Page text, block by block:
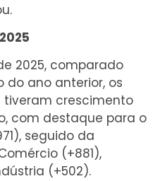
2025, comparado
do ano anterior, os
tiveram crescimento
com destaque para o
seguido da
(+881),
(+502).